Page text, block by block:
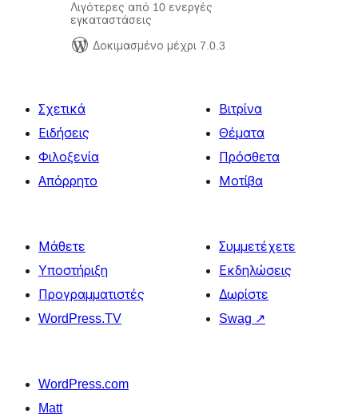
Λιγότερες από 10 ενεργές
εγκαταστάσεις
Δοκιμασμένο μέχρι 7.0.3
Σχετικά
Ειδήσεις
Φιλοξενία
Απόρρητο
Βιτρίνα
Θέματα
Πρόσθετα
Μοτίβα
Μάθετε
Υποστήριξη
Προγραμματιστές
WordPress.TV
Συμμετέχετε
Εκδηλώσεις
Δωρίστε
Swag ↗
WordPress.com
Matt